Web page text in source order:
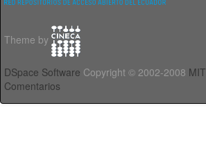
Theme by
DSpace Software Copyright © 2002-2008 MIT
Comentarios